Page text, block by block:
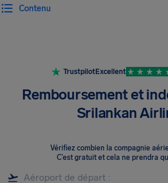
Contenu
TrustpilotExcellent
Remboursement et
Srilankan
Vérifiez combien la compagnie
C’est gratuit et cela ne prendra